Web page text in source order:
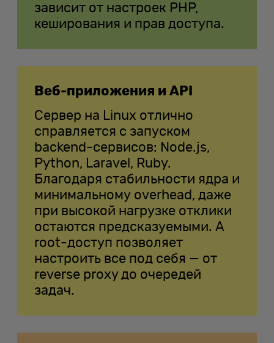
зависит от настроек PHP,
кеширования и прав доступа.
Веб-приложения и API
Сервер на Linux отлично
справляется с запуском
backend-сервисов: Node.js,
Python, Laravel, Ruby.
Благодаря стабильности ядра и
минимальному overhead, даже
при высокой нагрузке отклики
остаются предсказуемыми. А
root-доступ позволяет
настроить все под себя — от
reverse proxy до очередей
задач.